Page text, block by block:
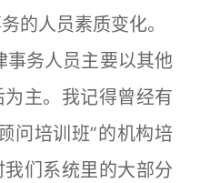
人员素质变化。
务人员主要以其他
主。我记得曾经有
问培训班”的机构培
们系统里的大部分